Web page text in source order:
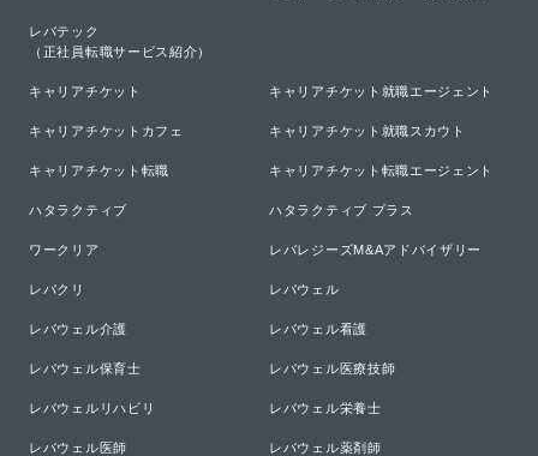
レバテック
（正社員転職サービス紹介）
キャリアチケット キャリアチケット就職エージェント
キャリアチケットカフェ キャリアチケット就職スカウト
キャリアチケット転職 キャリアチケット転職エージェント
ハタラクティブ ハタラクティブ プラス
ワークリア レバレジーズM&Aアドバイザリー
レバクリ レバウェル
レバウェル介護 レバウェル看護
レバウェル保育士 レバウェル医療技師
レバウェルリハビリ レバウェル栄養士
レバウェル医師 レバウェル薬剤師